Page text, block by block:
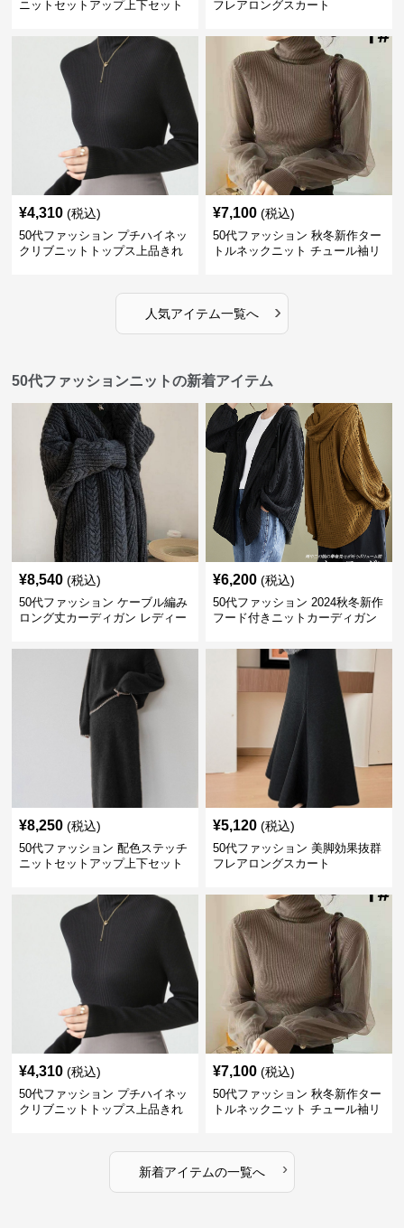
ニットセットアップ上下セット フレアロングスカート
¥4,310 (税込)
50代ファッション プチハイネッ
クリブニットトップス上品きれ
¥7,100 (税込)
50代ファッション 秋冬新作ター
トルネックニット チュール袖リ
人気アイテム一覧へ ›
50代ファッションニットの新着アイテム
¥8,540 (税込)
50代ファッション ケーブル編み
ロング丈カーディガン レディー
¥6,200 (税込)
50代ファッション 2024秋冬新作
フード付きニットカーディガン
¥8,250 (税込)
50代ファッション 配色ステッチ
ニットセットアップ上下セット
¥5,120 (税込)
50代ファッション 美脚効果抜群
フレアロングスカート
¥4,310 (税込)
50代ファッション プチハイネッ
クリブニットトップス上品きれ
¥7,100 (税込)
50代ファッション 秋冬新作ター
トルネックニット チュール袖リ
新着アイテムの一覧へ ›